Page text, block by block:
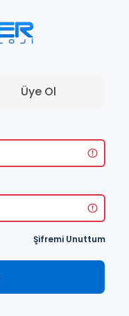
Üye Ol
Şifremi Unuttum